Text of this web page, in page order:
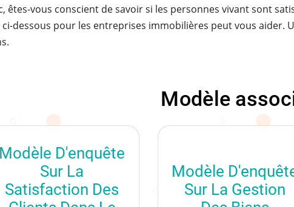
êtes-vous conscient de savoir si les personnes vivant sont
dessous pour les entreprises immobilières peut vous aider.
Modèle
Modèle D'enquête
Sur La
Satisfaction Des
Modèle
Sur La Gestion